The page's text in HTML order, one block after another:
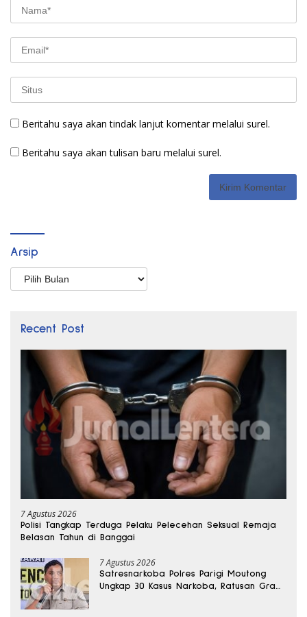
Beritahu saya akan tindak lanjut komentar melalui surel.
Beritahu saya akan tulisan baru melalui surel.
Arsip
Arsip
Recent Post
7 Agustus 2026
Polisi Tangkap Terduga Pelaku Pelecehan Seksual Remaja
Belasan Tahun di Banggai
7 Agustus 2026
Satresnarkoba Polres Parigi Moutong
Ungkap 30 Kasus Narkoba, Ratusan Gram